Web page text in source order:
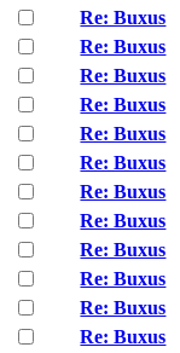
Re: Buxus
Re: Buxus
Re: Buxus
Re: Buxus
Re: Buxus
Re: Buxus
Re: Buxus
Re: Buxus
Re: Buxus
Re: Buxus
Re: Buxus
Re: Buxus